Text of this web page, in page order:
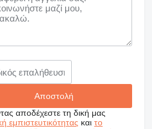
αποδέχεστε τη δική μας
εμπιστευτικότητας καιτο